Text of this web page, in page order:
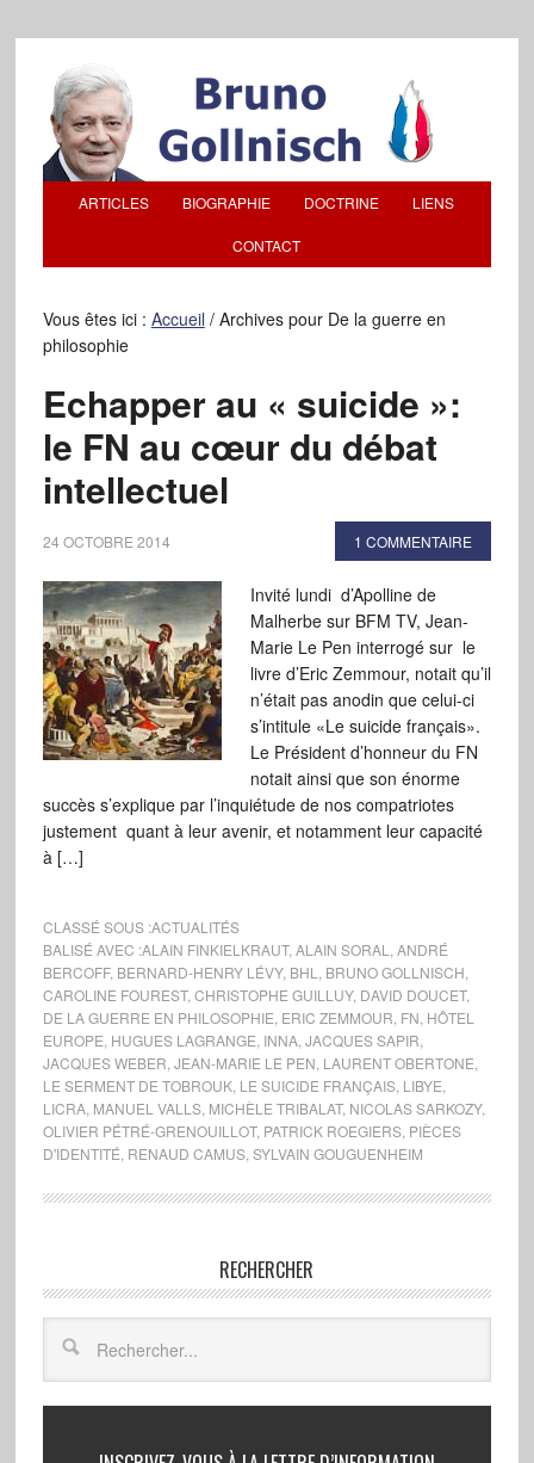
ARTICLES BIOGRAPHIE DOCTRINE LIENS
CONTACT
Vous êtes ici : Accueil /Archives pour De la guerre en
philosophie
Echapper au « suicide »:
le FN au cœur du débat
intellectuel
24 OCTOBRE 2014 1 COMMENTAIRE
Invité lundi d’Apolline de
Malherbe sur BFM TV, Jean-
Marie Le Pen interrogé sur le
livre d’Eric Zemmour, notait qu’il
n’était pas anodin que celui-ci
s’intitule «Le suicide français».
Le Président d’honneur du FN
notait ainsi que son énorme
succès s’explique par l’inquiétude de nos compatriotes
justement quant à leur avenir, et notamment leur capacité
à […]
CLASSÉ SOUS :ACTUALITÉS
BALISÉ AVEC :ALAIN FINKIELKRAUT, ALAIN SORAL
ANDRÉ
BERCOFF, BERNARD-HENRY LÉVY, BHL BRUNO GOLLNISCH
CAROLINE FOUREST, CHRISTOPHE GUILLUY, DAVID DOUCET,
DE LA GUERRE EN PHILOSOPHIE ERIC ZEMMOUR FN HÔTEL
EUROPE HUGUES LAGRANGE INNA, JACQUES SAPIR
JACQUES WEBER JEAN-MARIE LE PEN LAURENT OBERTONE
LE SERMENT DE TOBROUK, LE SUICIDE FRANÇAIS, LIBYE
LICRA, MANUEL VALLS, MICHÈLE TRIBALAT, NICOLAS SARKOZY,
OLIVIER PÉTRÉ-GRENOUILLOT, PATRICK ROEGIERS, PIÈCES
D'IDENTITÉ RENAUD CAMUS, SYLVAIN GOUGUENHEIM
RECHERCHER